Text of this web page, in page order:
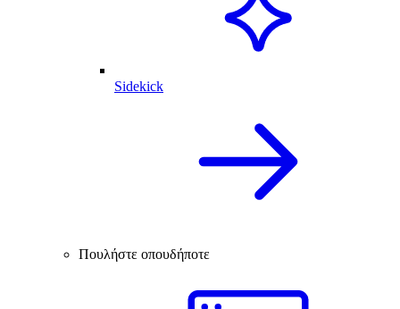
Sidekick
Πουλήστε οπουδήποτε